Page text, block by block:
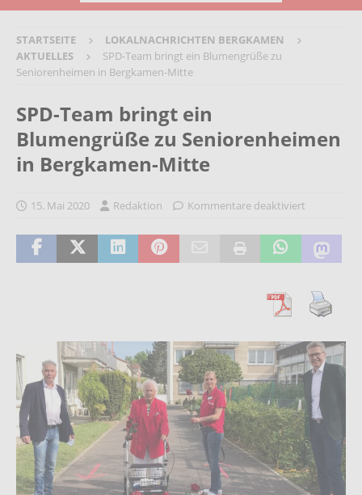
STARTSEITE
LOKALNACHRICHTEN BERGKAMEN
AKTUELLES
SPD-Team bringt ein Blumengrüße zu
Seniorenheimen in Bergkamen-Mitte
SPD-Team bringt ein
Blumengrüße zu Seniorenheimen
in Bergkamen-Mitte
15. Mai 2020 Redaktion Kommentare deaktiviert